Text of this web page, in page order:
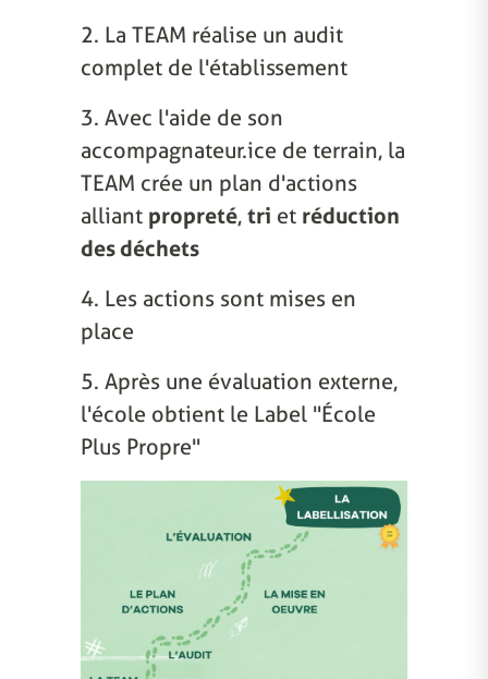
2. La TEAM réalise un audit
complet de l'établissement
3. Avec l'aide de son
accompagnateur.ice de terrain, la
TEAM crée un plan d'actions
alliant propreté, tri et réduction
des déchets
4. Les actions sont mises en
place
5. Après une évaluation externe,
l'école obtient le Label "École
Plus Propre"